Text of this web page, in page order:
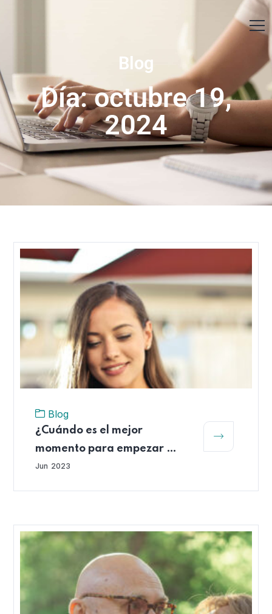
Blog
Día: octubre 19,
2024
Blog
¿Cuándo es el mejor
momento para empezar a
ahorrar para el retiro?
Jun 2023